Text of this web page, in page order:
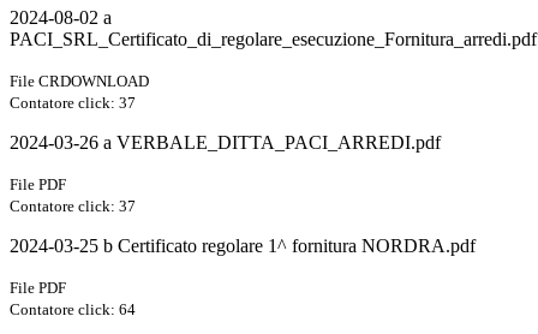
2024-08-02 a
File CRDOWNLOAD
Contatore click: 37
2024-03-26 a VERBALE_DITTA_PACI_ARREDI.pdf
File PDF
Contatore click: 37
2024-03-25 b Certificato regolare 1^ fornitura NORDRA.pdf
File PDF
Contatore click: 64